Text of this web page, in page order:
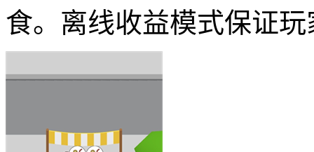
食。离线收益模式保证